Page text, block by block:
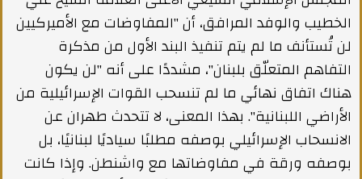
الخطيب والوفد المرافق، أن "المفاوضات مع الأميركيين
لن تُستأنف ما لم يتم تنفيذ البند الأول من مذكرة
التفاهم المتعلّق بلبنان"، مشددًا على أنه "لن يكون
هناك اتفاق نهائي ما لم تنسحب القوات الإسرائيلية من
الأراضي اللبنانية". بهذا المعنى، لا تتحدث طهران عن
الانسحاب الإسرائيلي بوصفه مطلبًا سياديًا لبنانيًا، بل
بوصفه ورقة في مفاوضاتها مع واشنطن. وإذا كانت